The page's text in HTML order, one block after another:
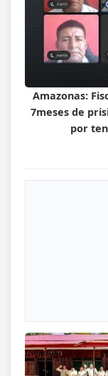
Amazonas:
7meses de
por